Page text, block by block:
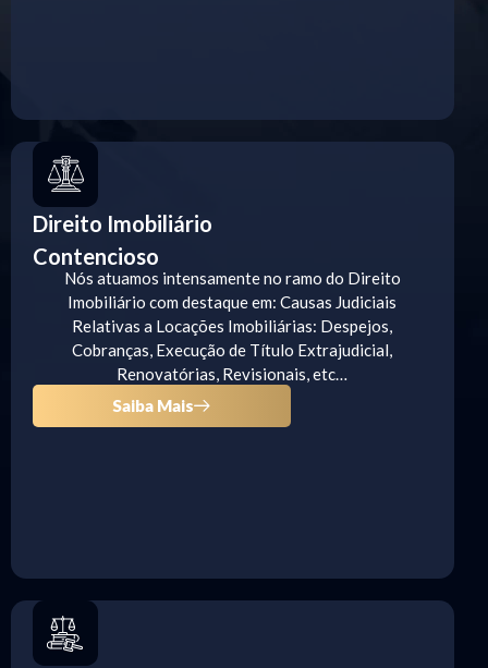
Direito Imobiliário
Contencioso
Nós atuamos intensamente no ramo do Direito
Imobiliário com destaque em: Causas Judiciais
Relativas a Locações Imobiliárias: Despejos,
Cobranças, Execução de Título Extrajudicial,
Renovatórias, Revisionais, etc…
Saiba Mais